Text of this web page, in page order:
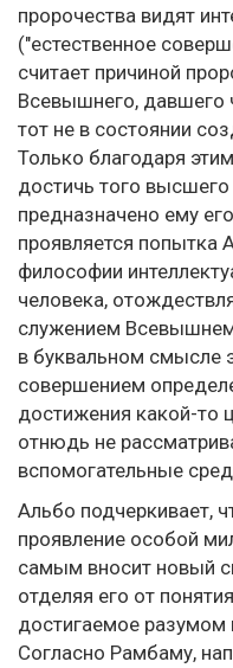
пророчества видят
("естественное
считает причиной
Всевышнего, давшего
тот не в состоянии
Только благодаря
достичь того
предназначено ему
проявляется попытка
философии
человека,
служением
в буквальном смысле
совершением
достижения какой-то
отнюдь не
вспомогательные
Альбо подчеркивает,
проявление особой
самым вносит новый
отделяя его от
достигаемое разумом
Согласно Рамбаму,